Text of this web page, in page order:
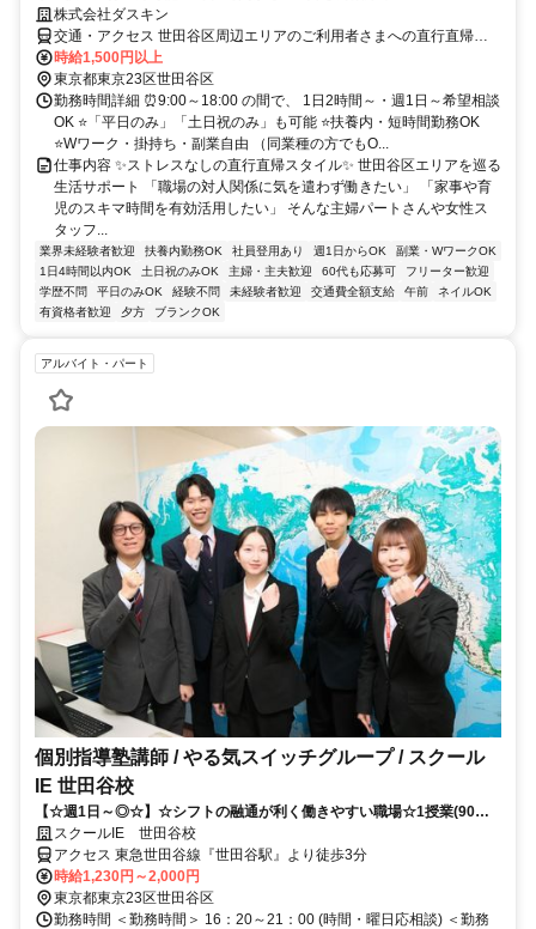
株式会社ダスキン
交通・アクセス 世田谷区周辺エリアのご利用者さまへの直行直帰で
す
時給1,500円以上
東京都東京23区世田谷区
勤務時間詳細 ⏰9:00～18:00 の間で、 1日2時間～・週1日～希望相談
OK ⭐「平日のみ」「土日祝のみ」も可能 ⭐扶養内・短時間勤務OK
⭐Wワーク・掛持ち・副業自由 （同業種の方でもO...
仕事内容 ✨ストレスなしの直行直帰スタイル✨ 世田谷区エリアを巡る
生活サポート 「職場の対人関係に気を遣わず働きたい」 「家事や育
児のスキマ時間を有効活用したい」 そんな主婦パートさんや女性ス
タッフ...
業界未経験者歓迎 扶養内勤務OK 社員登用あり 週1日からOK
副業・WワークOK
1日4時間以内OK
土日祝のみOK 主婦・主夫歓迎 60代も応募可
フリーター歓迎
学歴不問
平日のみOK 経験不問 未経験者歓迎 交通費全額支給 午前
ネイルOK
有資格者歓迎
夕方 ブランクOK
アルバイト・パート
個別指導塾講師 / やる気スイッチグループ / スクール
IE 世田谷校
【☆週1日～◎☆】☆シフトの融通が利く働きやすい職場☆1授業(90分)
からOK！！
スクールIE 世田谷校
アクセス 東急世田谷線『世田谷駅』より徒歩3分
時給1,230円～2,000円
東京都東京23区世田谷区
勤務時間 ＜勤務時間＞ 16：20～21：00 (時間・曜日応相談) ＜勤務